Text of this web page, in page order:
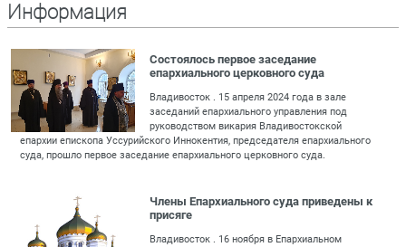
Информация
Состоялось первое заседание
епархиального церковного суда
Владивосток . 15 апреля 2024 года в зале
заседаний епархиального управления под
руководством викария Владивостокской
епархии епископа Уссурийского Иннокентия, председателя епархиального
суда, прошло первое заседание епархиального церковного суда.
Члены Епархиального суда приведены к
присяге
Владивосток . 16 ноября в Епархиальном